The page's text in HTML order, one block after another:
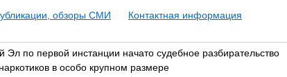
обзоры СМИ
Контактная информация
по первой инстанции начато судебное разбирательство
в особо крупном размере